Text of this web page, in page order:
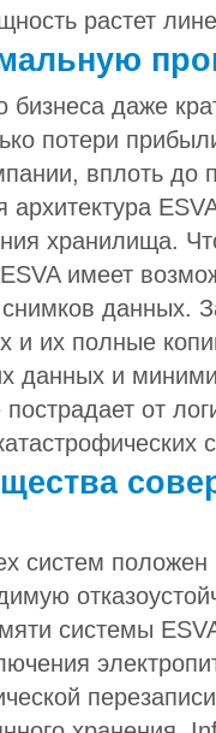
растет
бизнеса даже
потери
вплоть до
архитектура
хранилища.
имеет
данных.
и их полные
данных и
от
систем
системы